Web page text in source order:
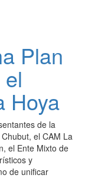
Plan
Hoya
de la
el CAM La
el Ente Mixto de
y
de unificar